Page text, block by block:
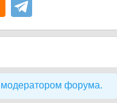
форума.